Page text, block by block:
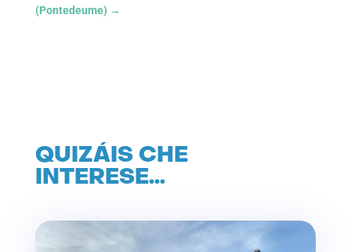
(Pontedeume) →
QUIZÁIS CHE
INTERESE…